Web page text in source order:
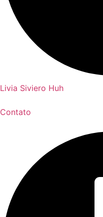
Livia Siviero Huh
Contato